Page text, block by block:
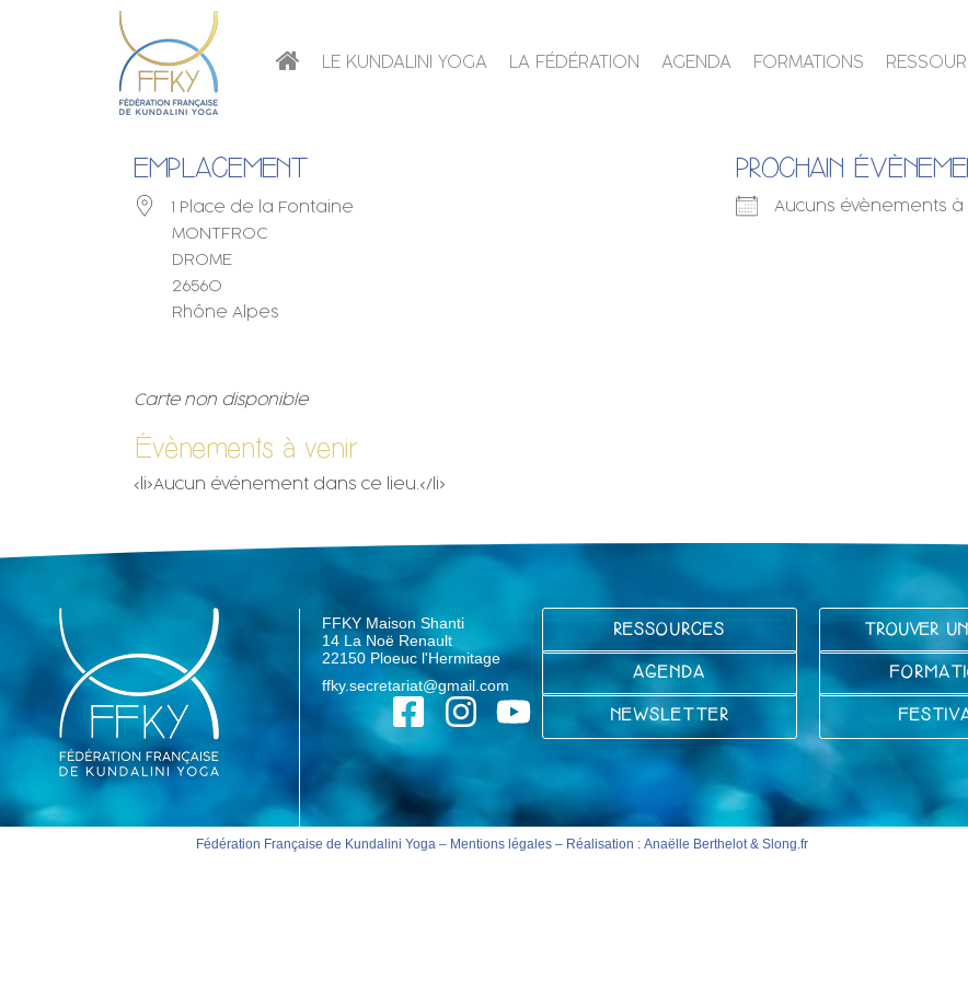
LE KUNDALINI YOGA LA FÉDÉRATION AGENDA FORMATIONS
EMPLACEMENT
1 Place de la Fontaine
MONTFROC
DROME
26560
Rhône Alpes
PROCHAIN
Aucuns évènements à
Carte non disponible
Évènements à venir
<li>Aucun événement dans ce lieu.</li>
FFKY Maison Shanti
14 La Noë Renault
22150 Ploeuc l'Hermitage
ffky.secretariat@gmail.com
RESSOURCES
AGENDA
NEWSLETTER
TROUVER
Fédération Française de Kundalini Yoga – Mentions légales– Réalisation : Anaëlle Berthelot& Slong.fr